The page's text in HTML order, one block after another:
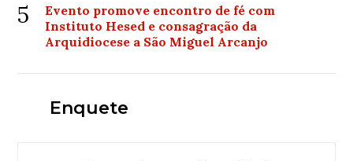
5
Evento promove encontro de fé com
Instituto Hesed e consagração da
Arquidiocese a São Miguel Arcanjo
Enquete